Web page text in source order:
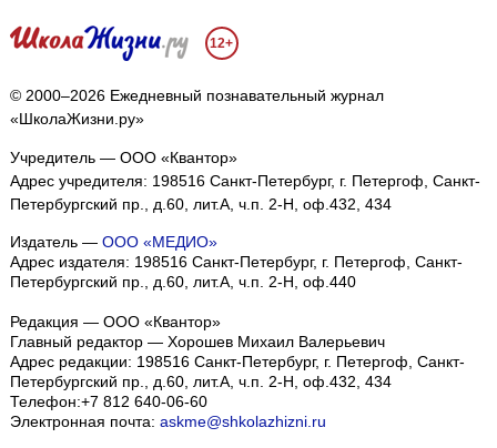
12+
© 2000–2026 Ежедневный познавательный журнал
«ШколаЖизни.ру»
Учредитель — ООО «Квантор»
Адрес учредителя: 198516 Санкт-Петербург, г. Петергоф, Санкт-
Петербургский пр., д.60, лит.А, ч.п. 2-Н, оф.432, 434
Издатель — ООО «МЕДИО»
Адрес издателя: 198516 Санкт-Петербург, г. Петергоф, Санкт-
Петербургский пр., д.60, лит.А, ч.п. 2-Н, оф.440
Редакция — ООО «Квантор»
Главный редактор — Хорошев Михаил Валерьевич
Адрес редакции: 198516 Санкт-Петербург, г. Петергоф, Санкт-
Петербургский пр., д.60, лит.А, ч.п. 2-Н, оф.432, 434
Телефон:+7 812 640-06-60
Электронная почта: askme@shkolazhizni.ru